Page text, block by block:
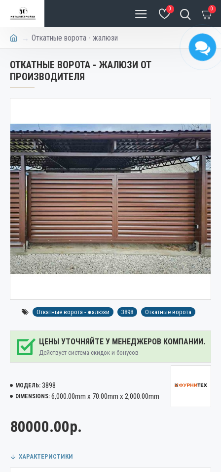
0 0
Откатные ворота - жалюзи
ОТКАТНЫЕ ВОРОТА - ЖАЛЮЗИ ОТ
ПРОИЗВОДИТЕЛЯ
Откатные ворота - жалюзи 3898 Откатные ворота
ЦЕНЫ УТОЧНЯЙТЕ У МЕНЕДЖЕРОВ КОМПАНИИ.
Действует система скидок и бонусов
МОДЕЛЬ: 3898
DIMENSIONS: 6,000.00mm x 70.00mm x 2,000.00mm
80000.00р.
ХАРАКТЕРИСТИКИ